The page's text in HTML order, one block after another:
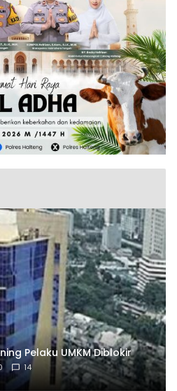
Pelaku UMKM Diblokir
14